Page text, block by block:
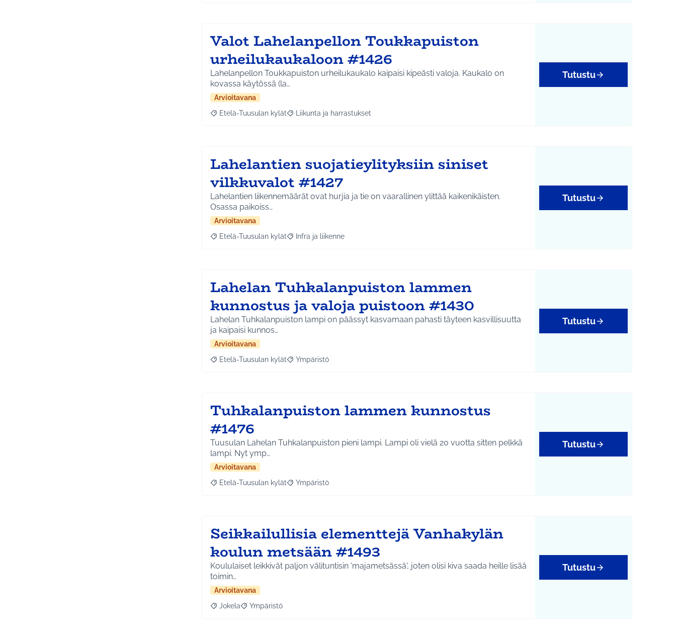
Valot Lahelanpellon Toukkapuiston
urheilukaukaloon #1426
Lahelanpellon Toukkapuiston urheilukaukalo kaipaisi kipeästi valoja. Kaukalo on
kovassa käytössä (la…
Arvioitavana
Rajaa tulokset aihepiirin mukaan: Etelä-Tuusulan kylät
Etelä-Tuusulan kylät Rajaa tulokset teeman mukaan: Liikunta ja harrastukset
Liikunta ja harrastukset
Tutustu
Lahelantien suojatieylityksiin siniset
vilkkuvalot #1427
Lahelantien liikennemäärät ovat hurjia ja tie on vaarallinen ylittää kaikenikäisten.
Osassa paikoiss…
Arvioitavana
Rajaa tulokset aihepiirin mukaan: Etelä-Tuusulan kylät
Etelä-Tuusulan kylät Rajaa tulokset teeman mukaan: Infra ja liikenne
Infra ja liikenne
Tutustu
Lahelan Tuhkalanpuiston lammen
kunnostus ja valoja puistoon #1430
Lahelan Tuhkalanpuiston lampi on päässyt kasvamaan pahasti täyteen kasvillisuutta
ja kaipaisi kunnos…
Arvioitavana
Rajaa tulokset aihepiirin mukaan: Etelä-Tuusulan kylät
Etelä-Tuusulan kylät Rajaa tulokset teeman mukaan: Ympäristö
Ympäristö
Tutustu
Tuhkalanpuiston lammen kunnostus
#1476
Tuusulan Lahelan Tuhkalanpuiston pieni lampi. Lampi oli vielä 20 vuotta sitten pelkkä
lampi. Nyt ymp…
Arvioitavana
Rajaa tulokset aihepiirin mukaan: Etelä-Tuusulan kylät
Etelä-Tuusulan kylät Rajaa tulokset teeman mukaan: Ympäristö
Ympäristö
Tutustu
Seikkailullisia elementtejä Vanhakylän
koulun metsään #1493
Koululaiset leikkivät paljon välituntisin 'majametsässä', joten olisi kiva saada heille lisää
toimin…
Arvioitavana
Rajaa tulokset aihepiirin mukaan: Jokela
Jokela Rajaa tulokset teeman mukaan: Ympäristö
Ympäristö
Tutustu